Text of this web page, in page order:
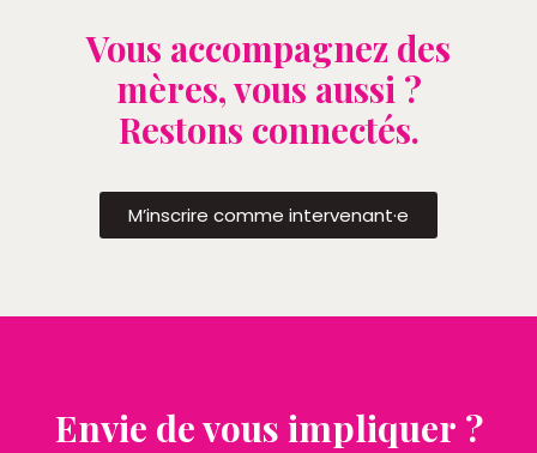
Vous accompagnez des
mères, vous aussi ?
Restons connectés.
M’inscrire comme intervenant·e
Envie de vous impliquer ?